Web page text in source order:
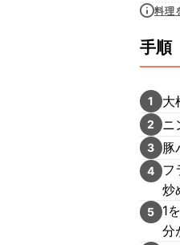
料理
手順
1 大
2 ニ
3 豚
4
フ
炒
5
1
分